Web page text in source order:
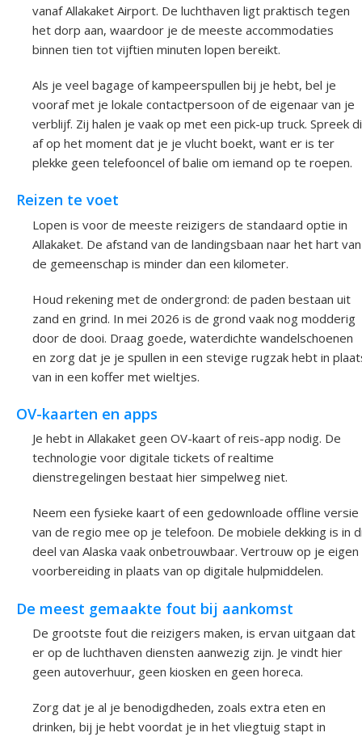
vanaf Allakaket Airport. De luchthaven ligt praktisch tegen
het dorp aan, waardoor je de meeste accommodaties
binnen tien tot vijftien minuten lopen bereikt.
Als je veel bagage of kampeerspullen bij je hebt, bel je
vooraf met je lokale contactpersoon of de eigenaar van je
verblijf. Zij halen je vaak op met een pick-up truck. Spreek
af op het moment dat je je vlucht boekt, want er is ter
plekke geen telefooncel of balie om iemand op te roepen.
Reizen te voet
Lopen is voor de meeste reizigers de standaard optie in
Allakaket. De afstand van de landingsbaan naar het hart van
de gemeenschap is minder dan een kilometer.
Houd rekening met de ondergrond: de paden bestaan uit
zand en grind. In mei 2026 is de grond vaak nog modderig
door de dooi. Draag goede, waterdichte wandelschoenen
en zorg dat je je spullen in een stevige rugzak hebt in
van in een koffer met wieltjes.
OV-kaarten en apps
Je hebt in Allakaket geen OV-kaart of reis-app nodig. De
technologie voor digitale tickets of realtime
dienstregelingen bestaat hier simpelweg niet.
Neem een fysieke kaart of een gedownloade offline versie
van de regio mee op je telefoon. De mobiele dekking is in
deel van Alaska vaak onbetrouwbaar. Vertrouw op je eigen
voorbereiding in plaats van op digitale hulpmiddelen.
De meest gemaakte fout bij aankomst
De grootste fout die reizigers maken, is ervan uitgaan dat
er op de luchthaven diensten aanwezig zijn. Je vindt hier
geen autoverhuur, geen kiosken en geen horeca.
Zorg dat je al je benodigdheden, zoals extra eten en
drinken, bij je hebt voordat je in het vliegtuig stapt in